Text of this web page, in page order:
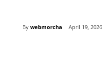
By webmorcha April 19, 2026